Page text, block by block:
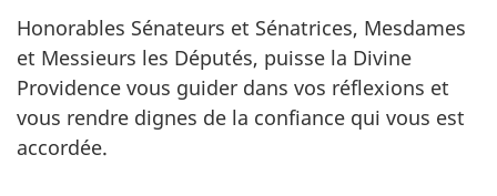
Honorables Sénateurs et Sénatrices, Mesdames
et Messieurs les Députés, puisse la Divine
Providence vous guider dans vos réflexions et
vous rendre dignes de la confiance qui vous est
accordée.